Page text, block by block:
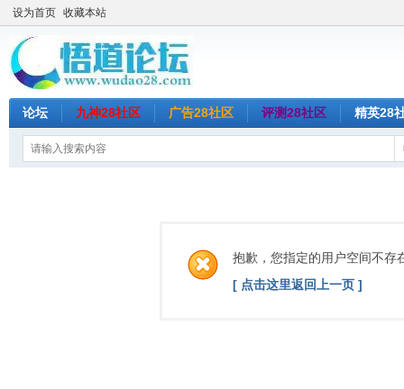
设为首页 收藏本站
论坛 九神28社区 广告28社区 评测28社区 精英28
抱歉，您指定的用户空间不存
[ 点击这里返回上一页 ]